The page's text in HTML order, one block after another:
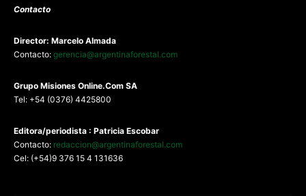
Contacto
Director: Marcelo Almada
Contacto: gerencia@argentinaforestal.com
Grupo Misiones Online.Com SA
Tel: +54 (0376) 4425800
Editora/periodista : Patricia Escobar
Contacto: redaccion@argentinaforestal.com
Cel: (+54)9 376 15 4 131636